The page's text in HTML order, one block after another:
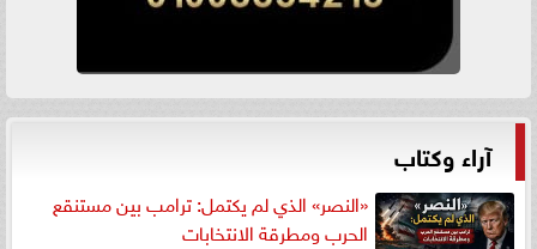
آراء وكتاب
«النصر» الذي لم يكتمل: ترامب بين مستنقع
الحرب ومطرقة الانتخابات